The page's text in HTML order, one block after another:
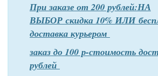
При заказе от 200 рублей:НА
ВЫБОР скидка 10% ИЛИ
доставка курьером
заказ до 100 р-стоимость
рублей